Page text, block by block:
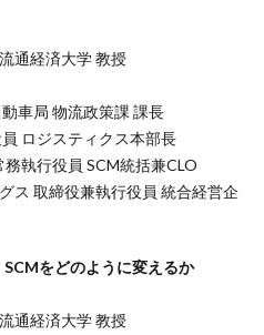
通経済大学 教授
車局 物流政策課 課長
ロジスティクス本部長
執行役員 SCM統括兼CLO
ス 取締役兼執行役員 統合経営企
SCMをどのように変えるか
通経済大学 教授